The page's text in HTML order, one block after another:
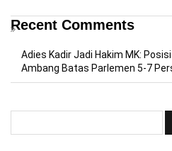
Recent Comments
Adies Kadir Jadi Hakim MK:
Ambang Batas Parlemen 5-7